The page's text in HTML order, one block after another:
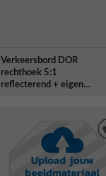
Verkeersbord DOR
rechthoek 5:1
reflecterend + eigen